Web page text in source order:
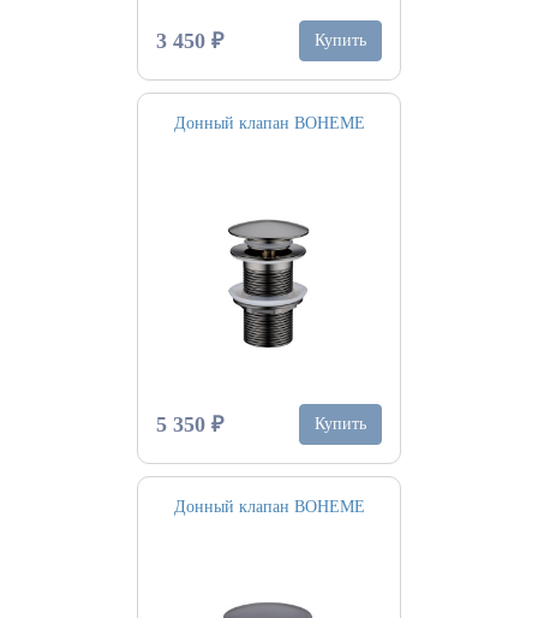
3 450 ₽ Купить
Донный клапан BOHEME
5 350 ₽ Купить
Донный клапан BOHEME